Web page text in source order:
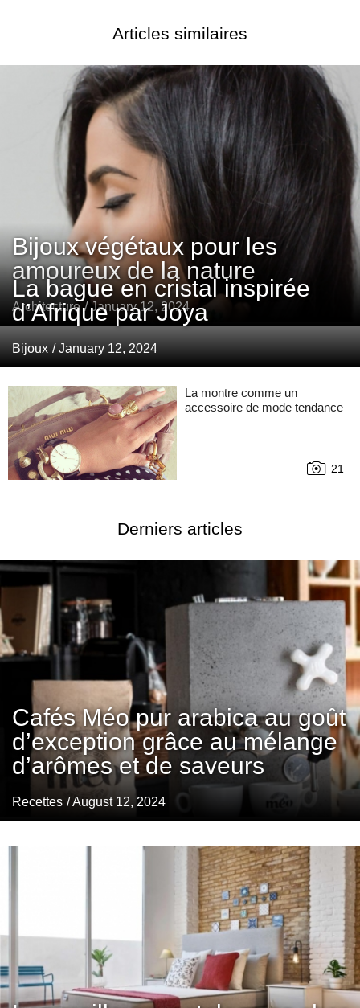
Articles similaires
Bijoux végétaux pour les
amoureux de la nature
Architecture / January 12, 2024
La bague en cristal inspirée
d’Afrique par Joya
Bijoux / January 12, 2024
La montre comme un
accessoire de mode tendance
21
Derniers articles
Cafés Méo pur arabica au goût
d’exception grâce au mélange
d’arômes et de saveurs
Recettes / August 12, 2024